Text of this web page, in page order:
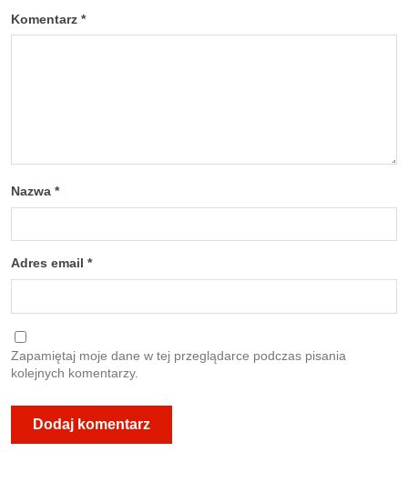
Komentarz *
Nazwa *
Adres email *
Zapamiętaj moje dane w tej przeglądarce podczas pisania
kolejnych komentarzy.